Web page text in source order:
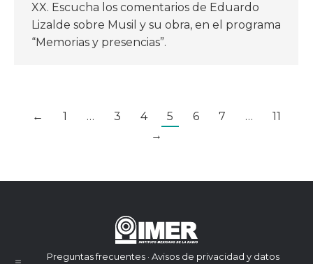
XX. Escucha los comentarios de Eduardo
Lizalde sobre Musil y su obra, en el programa
“Memorias y presencias”.
← 1 … 3 4 5 6 7 …
11
→
Preguntas frecuentes · Avisos de privacidad y datos